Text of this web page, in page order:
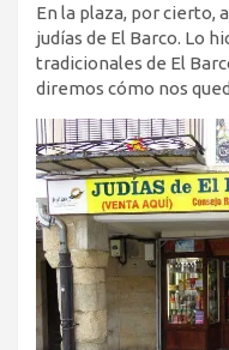
En la plaza, por cierto,
judías de El Barco. Lo
tradicionales de El
diremos cómo nos